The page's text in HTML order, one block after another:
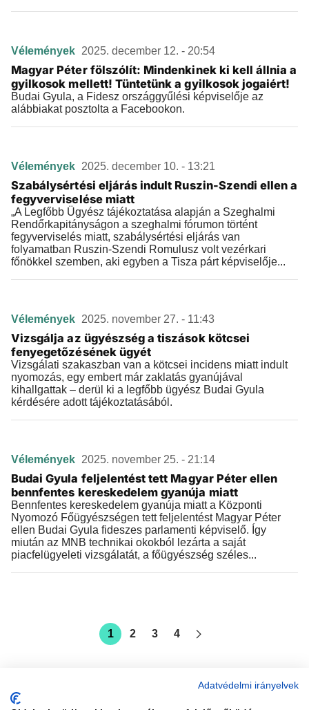
Vélemények 2025. december 12. - 20:54
Magyar Péter fölszólít: Mindenkinek ki kell állnia a
gyilkosok mellett! Tüntetünk a gyilkosok jogaiért!
Budai Gyula, a Fidesz országgyűlési képviselője az
alábbiakat posztolta a Facebookon.
Vélemények 2025. december 10. - 13:21
Szabálysértési eljárás indult Ruszin-Szendi ellen a
fegyverviselése miatt
„A Legfőbb Ügyész tájékoztatása alapján a Szeghalmi
Rendőrkapitányságon a szeghalmi fórumon történt
fegyverviselés miatt, szabálysértési eljárás van
folyamatban Ruszin-Szendi Romulusz volt vezérkari
főnökkel szemben, aki egyben a Tisza párt képviselője...
Vélemények 2025. november 27. - 11:43
Vizsgálja az ügyészség a tiszások kötcsei
fenyegetőzésének ügyét
Vizsgálati szakaszban van a kötcsei incidens miatt indult
nyomozás, egy embert már zaklatás gyanújával
kihallgattak – derül ki a legfőbb ügyész Budai Gyula
kérdésére adott tájékoztatásából.
Vélemények 2025. november 25. - 21:14
Budai Gyula feljelentést tett Magyar Péter ellen
bennfentes kereskedelem gyanúja miatt
Bennfentes kereskedelem gyanúja miatt a Központi
Nyomozó Főügyészségen tett feljelentést Magyar Péter
ellen Budai Gyula fideszes parlamenti képviselő. Így
miután az MNB technikai okokból lezárta a saját
piacfelügyeleti vizsgálatát, a főügyészség széles...
1 2 3 4
Adatvédelmi irányelvek